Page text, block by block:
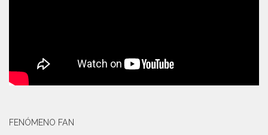
FENÓMENO FAN